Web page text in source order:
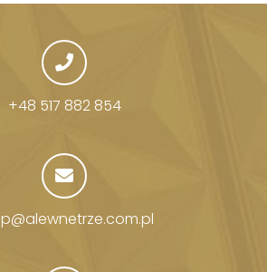
+48 517 882 854